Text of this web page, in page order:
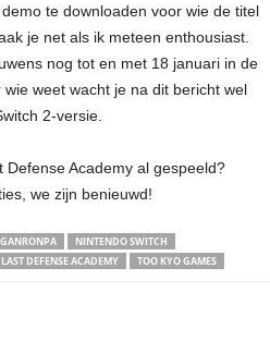
te downloaden voor wie de titel
je net als ik meteen enthousiast.
nog tot en met 18 januari in de
weet wacht je na dit bericht wel
2-versie.
Academy al gespeeld?
we zijn benieuwd!
NINTENDO SWITCH
DEFENSE ACADEMY TOO KYO GAMES